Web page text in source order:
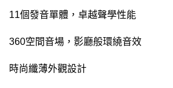
11個發音單體，卓越聲學性能
360空間音場，影廳般環繞音效
時尚纖薄外觀設計